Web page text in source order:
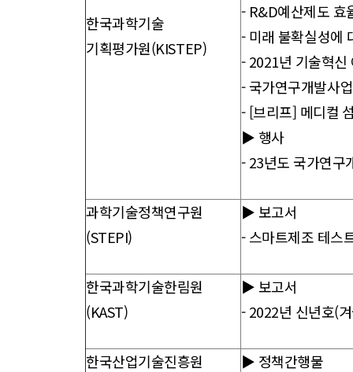
한국과학기술
기획평가원(KISTEP)
- R&D예산제도
-미래 불확실성에
-2021년 기술혁신
-국가연구개발사
- [브리프] 메디컬
▶ 행사
-23년도 국가연구
과학기술정책연구원
(STEPI)
▶ 보고서
-스마트제조 테스
한국과학기술한림원
(KAST)
▶ 보고서
-2022년 신년호(
한국산업기술진흥원
▶ 정책간행물